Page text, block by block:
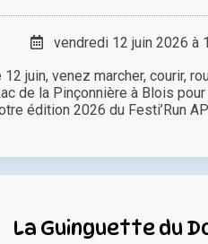
vendredi 12 juin 2026 à
12 juin, venez marcher, courir,
de la Pinçonnière à Blois
édition 2026 du Festi’Run
La Guinguette du